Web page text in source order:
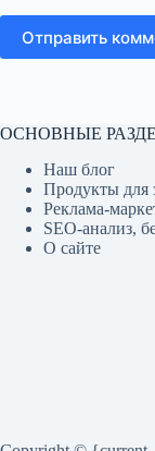
Отправить
ОСНОВНЫЕ
Наш блог
Продукты для
Реклама-
SEO-анализ,
О сайте